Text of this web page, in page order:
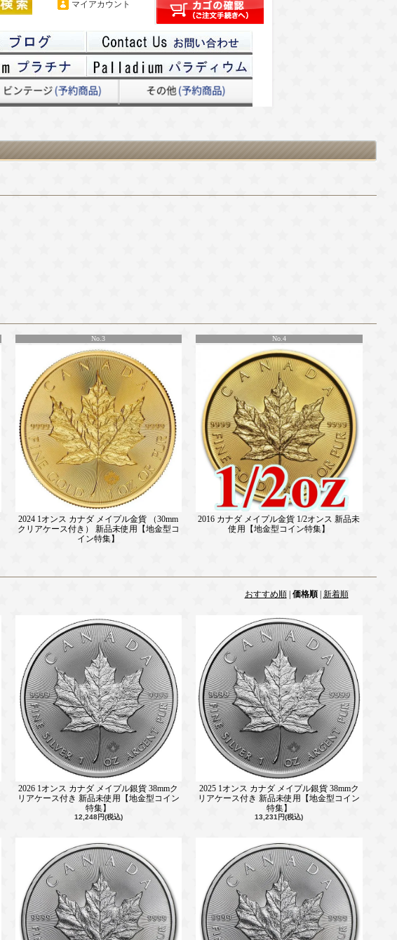
マイアカウント
No.3
2024 1オンス カナダ メイプル金貨 （30mm
クリアケース付き） 新品未使用【地金型コ
イン特集】
No.4
2016 カナダ メイプル金貨 1/2オンス 新品未
使用【地金型コイン特集】
おすすめ順| 価格順| 新着順
2026 1オンス カナダ メイプル銀貨 38mmク
リアケース付き 新品未使用【地金型コイン
特集】
12,248円(税込)
2025 1オンス カナダ メイプル銀貨 38mmク
リアケース付き 新品未使用【地金型コイン
特集】
13,231円(税込)